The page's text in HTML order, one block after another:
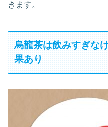
きます。
烏龍茶は飲みすぎな
果あり